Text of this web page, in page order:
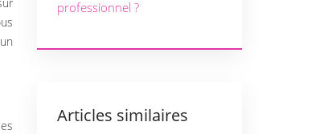
professionnel ?
Articles similaires